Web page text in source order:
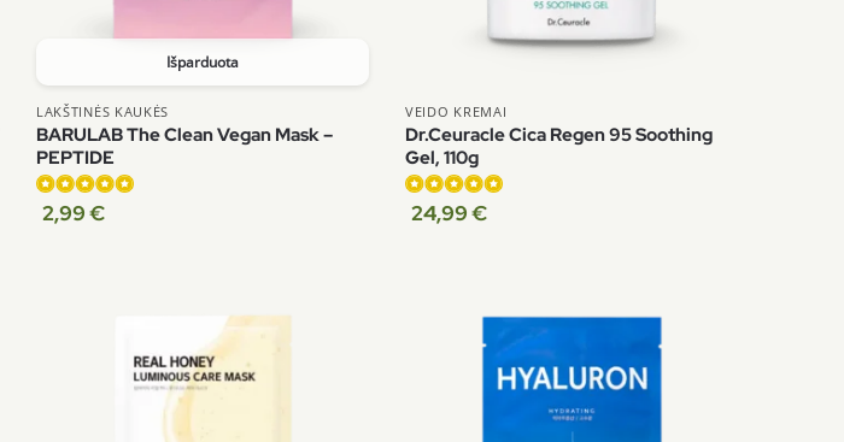
Išparduota
LAKŠTINĖS KAUKĖS
BARULAB The Clean Vegan Mask –
PEPTIDE
Įvertinimas:
2,99€
VEIDO KREMAI
Dr.Ceuracle Cica Regen 95 Soothing
Gel, 110g
Įvertinimas:
24,99€